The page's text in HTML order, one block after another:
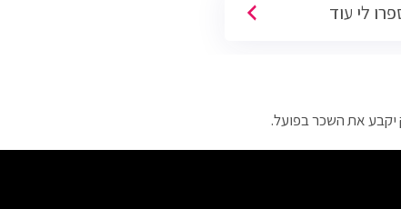
לי עוד
יקבע את השכר בפועל.